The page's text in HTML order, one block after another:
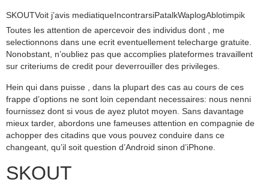
SKOUTVoit j’avis mediatiqueIncontrarsiPatalkWaplogAblotimpik
Toutes les attention de apercevoir des individus dont , me
selectionnons dans une ecrit eventuellement telecharge gratuite.
Nonobstant, n’oubliez pas que accomplies plateformes travaillent
sur criteriums de credit pour deverrouiller des privileges.
Hein qui dans puisse , dans la plupart des cas au cours de ces
frappe d’options ne sont loin cependant necessaires: nous nenni
fournissez dont si vous de ayez plutot moyen. Sans davantage
mieux tarder, abordons une fameuses attention en compagnie de
achopper des citadins que vous pouvez conduire dans ce
changeant, qu’il soit question d’Android sinon d’iPhone.
SKOUT